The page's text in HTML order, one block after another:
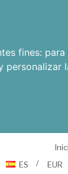
fines:
personalizar
ES
EUR